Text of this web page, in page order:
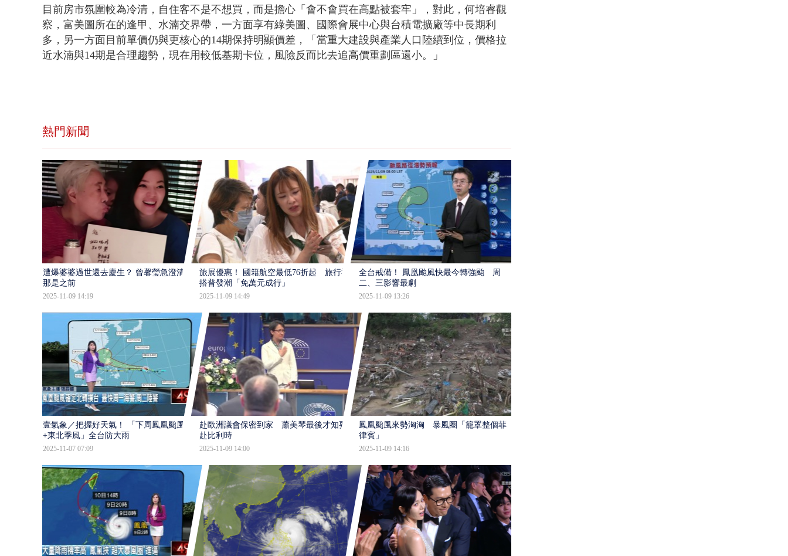
目前房市氛圍較為冷清，自住客不是不想買，而是擔心「會不會買在高點被套牢」，對此，何培睿觀
察，富美圖所在的逢甲、水湳交界帶，一方面享有綠美圖、國際會展中心與台積電擴廠等中長期利
多，另一方面目前單價仍與更核心的14期保持明顯價差，「當重大建設與產業人口陸續到位，價格拉
近水湳與14期是合理趨勢，現在用較低基期卡位，風險反而比去追高價重劃區還小。」
熱門新聞
遭爆婆婆過世還去慶生？ 曾馨瑩急澄清：
那是之前
2025-11-09 14:19
旅展優惠！ 國籍航空最低76折起 旅行社
搭普發潮「免萬元成行」
2025-11-09 14:49
全台戒備！ 鳳凰颱風快最今轉強颱 周
二、三影響最劇
2025-11-09 13:26
壹氣象／把握好天氣！ 「下周鳳凰颱風
+東北季風」全台防大雨
2025-11-07 07:09
赴歐洲議會保密到家 蕭美琴最後才知要
赴比利時
2025-11-09 14:00
鳳凰颱風來勢洶洶 暴風圈「籠罩整個菲
律賓」
2025-11-09 14:16